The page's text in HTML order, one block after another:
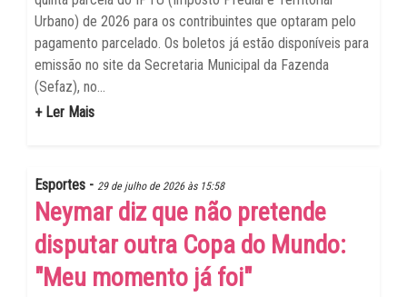
Urbano) de 2026 para os contribuintes que optaram pelo
pagamento parcelado. Os boletos já estão disponíveis para
emissão no site da Secretaria Municipal da Fazenda
(Sefaz), no...
+ Ler Mais
Esportes - 29 de julho de 2026 às 15:58
Neymar diz que não pretende
disputar outra Copa do Mundo:
"Meu momento já foi"